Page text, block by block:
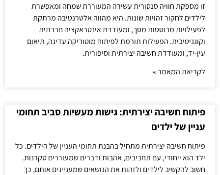
זו מספקת חוויה סנסורית עשירה המעוררת שמחה ומאפשרת
לילדים לחקור זהויות שונות. היא מהווה אלטרנטיבה מרתקת
לפעילויות מבוססות מסך, ומעודדת אינטראקציה חברתית
וקוגניטיבית. הפעילות תורמת לפיתוח מוטוריקה עדינה, תיאום
עין-יד, ומעודדת חשיבה יצירתית וסיפורית.
לקריאת המאמר »
פיתוח חשיבה יצירתית: גישות מעשיות סביב תחומי
עניין של ילדים
פיתוח חשיבה יצירתית מתחיל בהבנת תחומי העניין של הילדים. כל
ילד הוא ייחודי, עם תחביבים, אהבות ודברים שמעוררים סקרנות.
חשוב להקשיב לילדים ולזהות את הנושאים שמעניינים אותם, כך